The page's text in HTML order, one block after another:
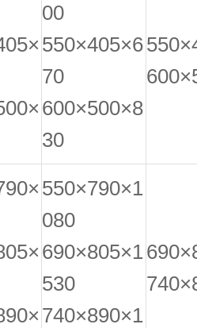
00
550×405×6
70
600×500×8
30
550×790×1
080
690×805×1
530
740×890×1